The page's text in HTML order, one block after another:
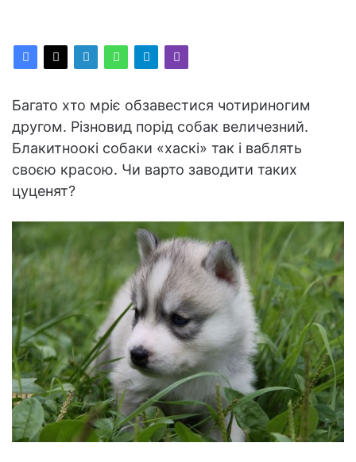
Багато хто мріє обзавестися чотириногим
другом. Різновид порід собак величезний.
Блакитноокі собаки «хаскі» так і ваблять
своєю красою. Чи варто заводити таких
цуценят?